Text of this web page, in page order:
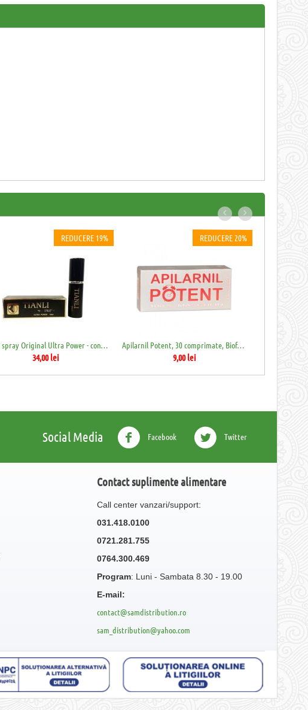
REDUCERE 19%
Tianli spray Original Ultra Power - contr...
34,00 lei
REDUCERE 20%
Apilarnil Potent, 30 comprimate, Biofarm
9,00 lei
Social Media Facebook Twitter
Contact suplimente alimentare
Call center vanzari/support:
031.418.0100
0721.281.755
0764.300.469
Program: Luni - Sambata 8.30 - 19.00
E-mail:
contact@samdistribution.ro
sam_distribution@yahoo.com